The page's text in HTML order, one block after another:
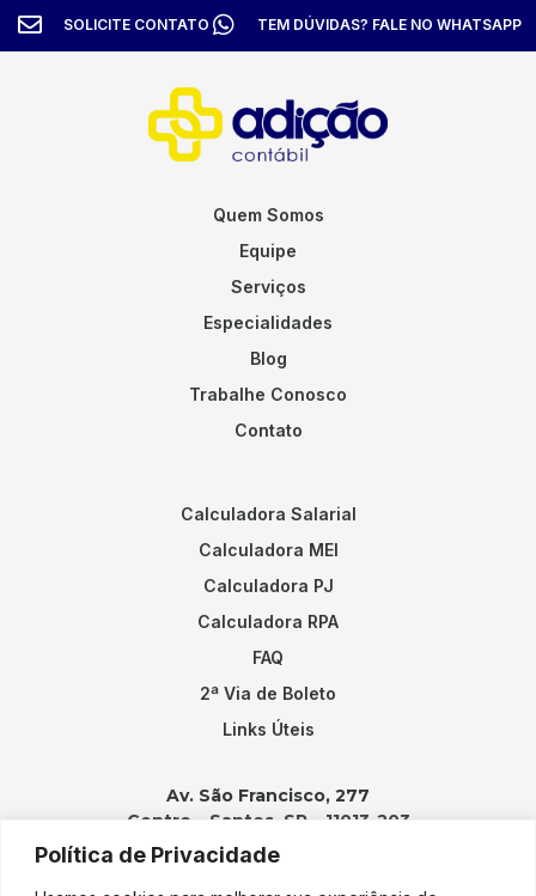
Política de Privacidade
SOLICITE CONTATO TEM DÚVIDAS? FALE NO WHATSAPP
Quem Somos
Equipe
Serviços
Especialidades
Blog
Trabalhe Conosco
Contato
Calculadora Salarial
Calculadora MEI
Calculadora PJ
Calculadora RPA
FAQ
2ª Via de Boleto
Links Úteis
Av. São Francisco, 277
Centro – Santos, SP – 11013-203
Contatos: